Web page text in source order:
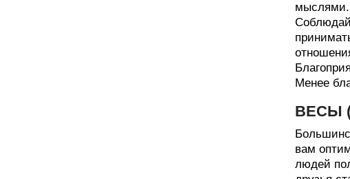
мыслями.
Менее
ВЕСЫ
вам
людей